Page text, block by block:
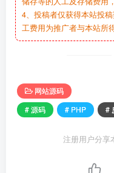
4、投稿者仅获得本站投
工费用为推广者与本站所得
网站源码
# 源码
# PHP #
注册用户分享